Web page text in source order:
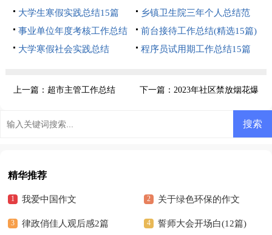
大学生寒假实践总结15篇
乡镇卫生院三年个人总结范
文（精选12篇）
事业单位年度考核工作总结
前台接待工作总结(精选15篇)
大学寒假社会实践总结
程序员试用期工作总结15篇
上一篇： 超市主管工作总结 下一篇： 2023年社区禁放烟花爆
竹总结（精选7篇）
精华推荐
我爱中国作文 关于绿色环保的作文
律政俏佳人观后感2篇 誓师大会开场白(12篇)